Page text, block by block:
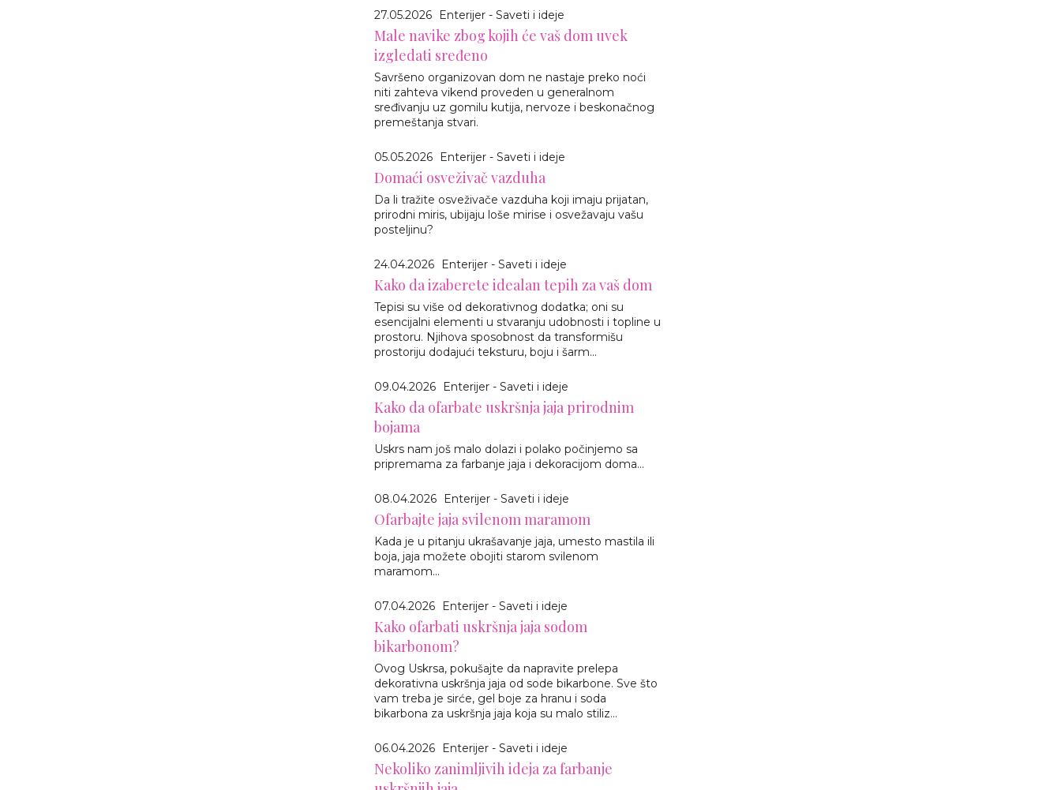
27.05.2026 Enterijer - Saveti i ideje
Male navike zbog kojih će vaš dom uvek
izgledati sređeno
Savršeno organizovan dom ne nastaje preko noći
niti zahteva vikend proveden u generalnom
sređivanju uz gomilu kutija, nervoze i beskonačnog
premeštanja stvari.
05.05.2026 Enterijer - Saveti i ideje
Domaći osveživač vazduha
Da li tražite osveživače vazduha koji imaju prijatan,
prirodni miris, ubijaju loše mirise i osvežavaju vašu
posteljinu?
24.04.2026 Enterijer - Saveti i ideje
Kako da izaberete idealan tepih za vaš dom
Tepisi su više od dekorativnog dodatka; oni su
esencijalni elementi u stvaranju udobnosti i topline u
prostoru. Njihova sposobnost da transformišu
prostoriju dodajući teksturu, boju i šarm...
09.04.2026 Enterijer - Saveti i ideje
Kako da ofarbate uskršnja jaja prirodnim
bojama
Uskrs nam još malo dolazi i polako počinjemo sa
pripremama za farbanje jaja i dekoracijom doma...
08.04.2026 Enterijer - Saveti i ideje
Ofarbajte jaja svilenom maramom
Kada je u pitanju ukrašavanje jaja, umesto mastila ili
boja, jaja možete obojiti starom svilenom
maramom...
07.04.2026 Enterijer - Saveti i ideje
Kako ofarbati uskršnja jaja sodom
bikarbonom?
Ovog Uskrsa, pokušajte da napravite prelepa
dekorativna uskršnja jaja od sode bikarbone. Sve što
vam treba je sirće, gel boje za hranu i soda
bikarbona za uskršnja jaja koja su malo stiliz...
06.04.2026 Enterijer - Saveti i ideje
Nekoliko zanimljivih ideja za farbanje